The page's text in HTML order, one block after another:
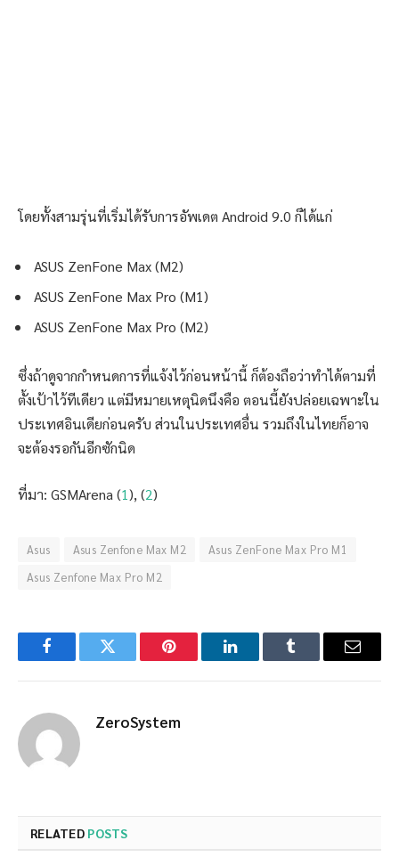
โดยทั้งสามรุ่นที่เริ่มได้รับการอัพเดต Android 9.0 ก็ได้แก่
ASUS ZenFone Max (M2)
ASUS ZenFone Max Pro (M1)
ASUS ZenFone Max Pro (M2)
ซึ่งถ้าดูจากกำหนดการที่แจ้งไว้ก่อนหน้านี้ ก็ต้องถือว่าทำได้ตามที่
ตั้งเป้าไว้ทีเดียว แต่มีหมายเหตุนิดนึงคือ ตอนนี้ยังปล่อยเฉพาะใน
ประเทศอินเดียก่อนครับ ส่วนในประเทศอื่น รวมถึงในไทยก็อาจ
จะต้องรอกันอีกซักนิด
ที่มา: GSMArena (1), (2)
Asus Asus Zenfone Max M2
Asus ZenFone Max Pro M1
Asus Zenfone Max Pro M2
FacebookTwitter Pinterest LinkedInTumblr Email
ZeroSystem
RELATED POSTS